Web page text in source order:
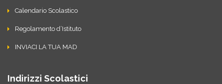
Calendario Scolastico
Regolamento d’Istituto
INVIACI LA TUA MAD
Indirizzi Scolastici